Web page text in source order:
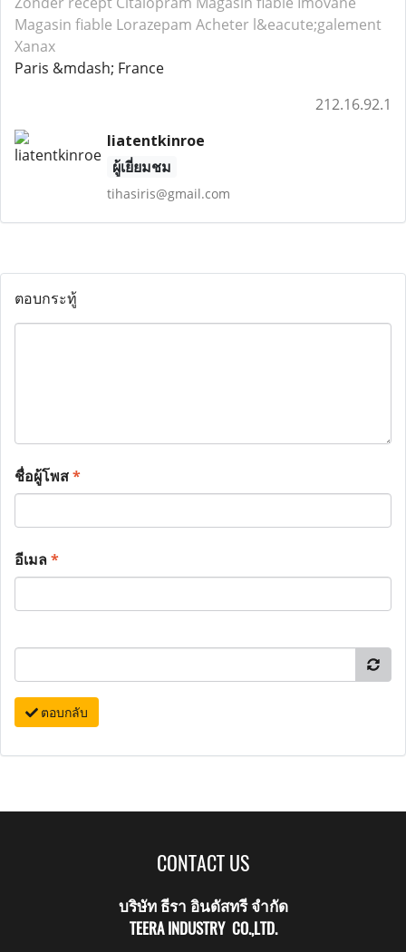
Magasin fiable Lorazepam Acheter l&eacute;galement
Xanax
Paris &mdash; France
212.16.92.1
liatentkinroe
ผู้เยี่ยมชม
tihasiris@gmail.com
ตอบกระทู้
ชื่อผู้โพส*
อีเมล*
ตอบกลับ
CONTACT US
บริษัท ธีรา อินดัสทรี จำกัด
TEERA INDUSTRY CO.,LTD.